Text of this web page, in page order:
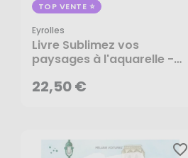
TOP VENTE
Eyrolles
Livre Sublimez vos
paysages à l'aquarelle -
22,50 €
22,50 €
AJOUTER AU PANIER
favorite_border